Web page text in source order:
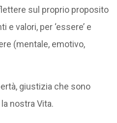
sul proprio proposito
e valori, per ‘essere’ e
(mentale, emotivo,
giustizia che sono
nostra Vita.